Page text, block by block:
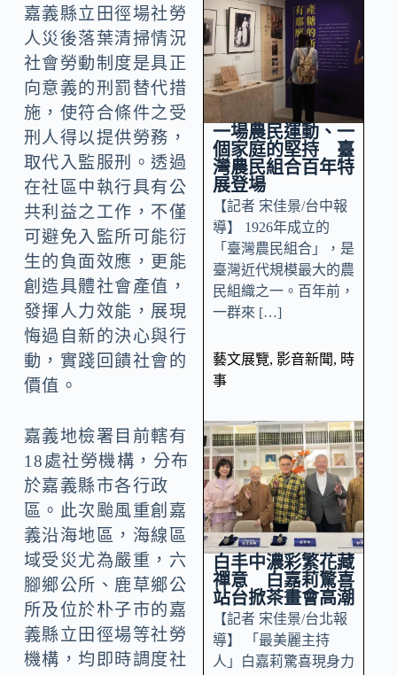
嘉義縣立田徑場社勞
人災後落葉清掃情況
社會勞動制度是具正
向意義的刑罰替代措
施，使符合條件之受
刑人得以提供勞務，
取代入監服刑。透過
在社區中執行具有公
共利益之工作，不僅
可避免入監所可能衍
生的負面效應，更能
創造具體社會產值，
發揮人力效能，展現
悔過自新的決心與行
動，實踐回饋社會的
價值。
嘉義地檢署目前轄有
18處社勞機構，分布
於嘉義縣市各行政
區。此次颱風重創嘉
義沿海地區，海線區
域受災尤為嚴重，六
腳鄉公所、鹿草鄉公
所及位於朴子市的嘉
義縣立田徑場等社勞
機構，均即時調度社
一場農民運動、一
個家庭的堅持 臺
灣農民組合百年特
展登場
【記者 宋佳景/台中報
導】 1926年成立的
「臺灣農民組合」，是
臺灣近代規模最大的農
民組織之一。百年前，
一群來 […]
藝文展覽, 影音新聞, 時
事
白丰中濃彩繁花藏
禪意 白嘉莉驚喜
站台掀茶畫會高潮
【記者 宋佳景/台北報
導】 「最美麗主持
人」白嘉莉驚喜現身力